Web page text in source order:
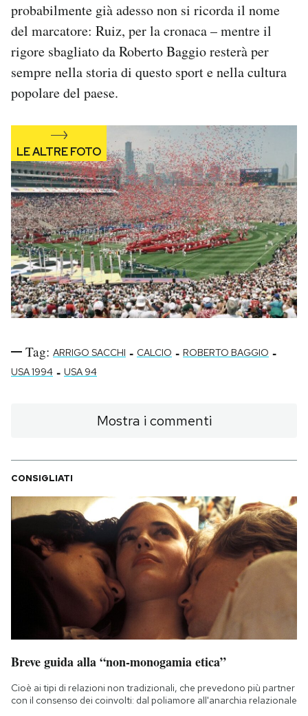
probabilmente già adesso non si ricorda il nome
del marcatore: Ruiz, per la cronaca – mentre il
rigore sbagliato da Roberto Baggio resterà per
sempre nella storia di questo sport e nella cultura
popolare del paese.
Tag: ARRIGO SACCHI - CALCIO - ROBERTO BAGGIO -
USA 1994 - USA 94
Mostra i commenti
CONSIGLIATI
Breve guida alla “non-monogamia etica”
Cioè ai tipi di relazioni non tradizionali, che prevedono più partner
con il consenso dei coinvolti: dal poliamore all'anarchia relazionale